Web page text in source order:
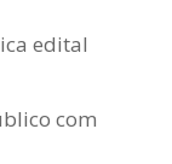
edital
com